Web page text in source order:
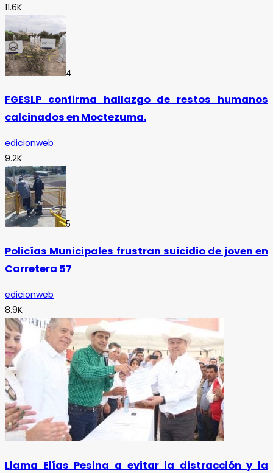
11.6K
4
FGESLP confirma hallazgo de restos humanos
calcinados en Moctezuma.
edicionweb
9.2K
5
Policías Municipales frustran suicidio de joven en
Carretera 57
edicionweb
8.9K
Llama Elías Pesina a evitar la distracción y la